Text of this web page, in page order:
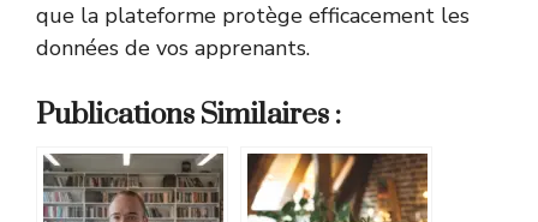
que la plateforme protège efficacement les
données de vos apprenants.
Publications Similaires :